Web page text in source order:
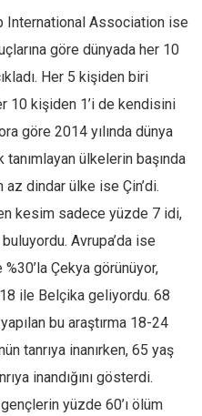
International Association ise
göre dünyada her 10
Her 5 kişiden biri
10 kişiden 1’i de kendisini
göre 2014 yılında dünya
ülkelerin başında
dindar ülke ise Çin’di.
kesim sadece yüzde 7 idi,
Avrupa’da ise
Çekya görünüyor,
ile Belçika geliyordu. 68
bu araştırma 18-24
tanrıya inanırken, 65 yaş
inandığını gösterdi.
yüzde 60’ı ölüm